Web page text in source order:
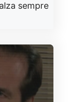
sempre